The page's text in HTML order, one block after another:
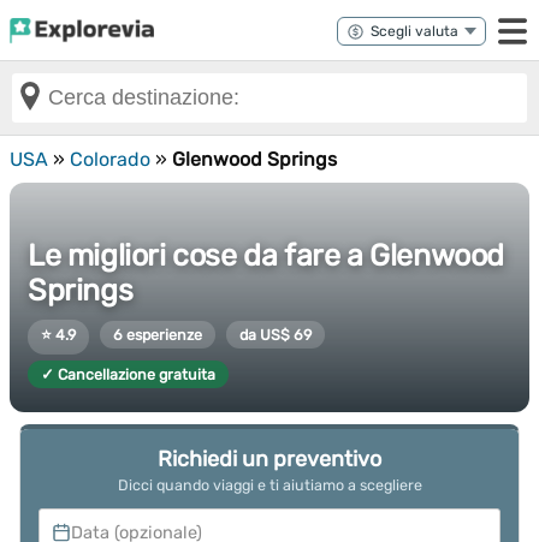
USA » Colorado » Glenwood Springs
Le migliori cose da fare a Glenwood
Springs
⭐ 4.9 6 esperienze da US$ 69
✓ Cancellazione gratuita
Richiedi un preventivo
Dicci quando viaggi e ti aiutiamo a scegliere
Data (opzionale)